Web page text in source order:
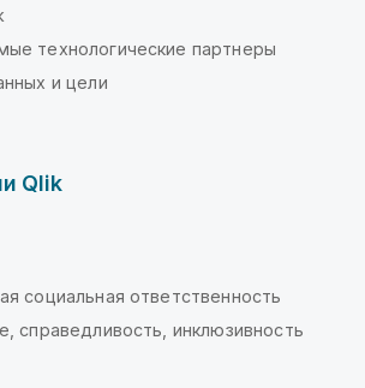
технологические партнеры
и цели
Qlik
социальная ответственность
справедливость, инклюзивность